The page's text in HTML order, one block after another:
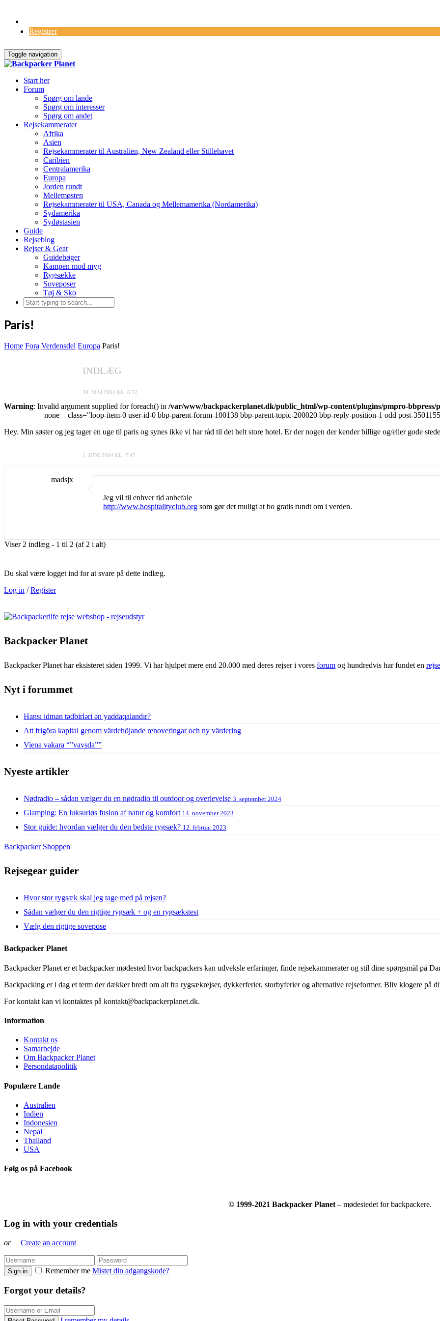
Registrer
Toggle navigation
Start her
Forum
Spørg om lande
Spørg om interesser
Spørg om andet
Rejsekammerater
Afrika
Asien
Rejsekammerater til Australien, New Zealand eller Stillehavet
Caribien
Centralamerika
Europa
Jorden rundt
Mellemøsten
Rejsekammerater til USA, Canada og Mellemamerika (Nordamerika)
Sydamerika
Sydøstasien
Guide
Rejseblog
Rejser & Gear
Guidebøger
Kampen mod myg
Rygsække
Soveposer
Tøj & Sko
Paris!
Home Fora Verdensdel Europa Paris!
INDLÆG
30. MAJ 2004 KL. 8:52
Warning: Invalid argument supplied for foreach() in /var/www/backpackerplanet.dk/public_html/wp-content/plugins/pmpro-bbpress/
class="loop-item-0 user-id-0 bbp-parent-forum-100138 bbp-parent-topic-200020 bbp-reply-position-1 odd post-
none
Hey. Min søster og jeg tager en uge til paris og synes ikke vi har råd til det helt store hotel. Er der nogen der kender billige og/eller gode
1. JUNI 2004 KL. 7:45
madsjx
Jeg vil til enhver tid anbefale
http://www.hospitalityclub.org som gør det muligt at bo gratis rundt om i verden.
Viser 2 indlæg - 1 til 2 (af 2 i alt)
Du skal være logget ind for at svare på dette indlæg.
Log in /Register
Backpacker Planet
Backpacker Planet har eksisteret siden 1999. Vi har hjulpet mere end 20.000 med deres rejser i vores forum og hundredvis har fundet en
Nyt i forummet
Hansı idman tədbirləri ən yaddaqalandır?
Att frigöra kapital genom värdehöjande renoveringar och ny värdering
Viena vakara “”vavsda””
Nyeste artikler
Nødradio – sådan vælger du en nødradio til outdoor og overlevelse 3. september 2024
Glamping: En luksuriøs fusion af natur og komfort 14. november 2023
Stor guide: hvordan vælger du den bedste rygsæk? 12. februar 2023
Backpacker Shoppen
Rejsegear guider
Hvor stor rygsæk skal jeg tage med på rejsen?
Sådan vælger du den rigtige rygsæk + og en rygsækstest
Vælg den rigtige sovepose
Backpacker Planet
Backpacker Planet er et backpacker mødested hvor backpackers kan udveksle erfaringer, finde rejsekammerater og stil dine spørgsmål på
Backpacking er i dag et term der dækker bredt om alt fra rygsækrejser, dykkerferier, storbyferier og alternative rejseformer. Bliv klogere på
For kontakt kan vi kontaktes på kontakt@backpackerplanet.dk.
Information
Kontakt os
Samarbejde
Om Backpacker Planet
Persondatapolitik
Populære Lande
Australien
Indien
Indonesien
Nepal
Thailand
USA
Følg os på Facebook
© 1999-2021 Backpacker Planet – mødestedet for backpackere.
Log in with your credentials
or Create an account
Sign in Remember me Mistet din adgangskode?
Forgot your details?